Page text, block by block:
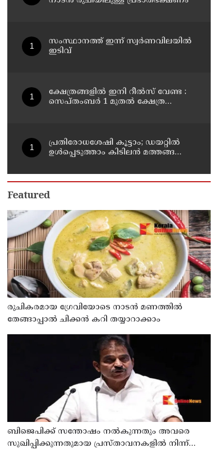
സംസ്ഥാനത്ത് ഇന്ന് സ്വർണവിലയിൽ
ഇടിവ്
ക്ഷേത്രങ്ങളിൽ ഇനി റീൽസ് വേണ്ട :
സെപ്തംബർ 1 മുതൽ ക്ഷേത്ര
സർക്കാർ
പ്രതിരോധശേഷി കൂട്ടാം; ഡയറ്റിൽ
ഉൾപ്പെടുത്താം കിടിലൻ മത്തങ്ങ
Featured
രുചികരമായ ഗ്രേവിയോടെ നാടൻ മണത്തിൽ
തേങ്ങാപ്പാൽ ചിക്കൻ കറി തയ്യാറാക്കാം
ബിജെപിക്ക് സന്തോഷം നൽകുന്നതും അവരെ
സുഖിപ്പിക്കുന്നതുമായ പ്രസ്താവനകളിൽ നിന്ന്